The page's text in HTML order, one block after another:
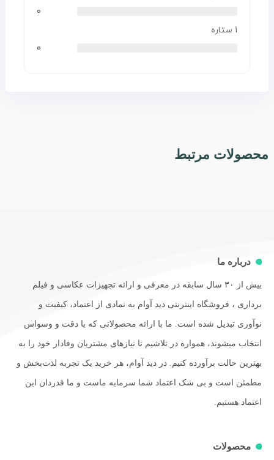
0
1 ستاره
0
محصولات مرتبط
درباره ما
بیش از ۳۰ سال سابقه در معرفی و ارائه تجهیزات عکاسی و فیلم
برداری ، فروشگاه اینترنتی دید آوام به نمادی از اعتماد، کیفیت و
نوآوری تبدیل شده است. ما با ارائه محصولاتی که با دقت و وسواس
انتخاب میشوند، همواره در تلاشیم تا نیازهای مشتریان وفادار خود را به
بهترین حالت برآورده کنیم. در دید آوام، هر خرید یک تجربه لذت‌بخش و
مطمئن است و بی شک اعتماد شما سرمایه ماست و ما قدردان این
اعتماد هستیم.
محصولات